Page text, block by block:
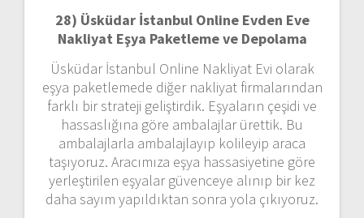
28) Üsküdar İstanbul Online Evden Eve
Nakliyat Eşya Paketleme ve Depolama
Üsküdar İstanbul Online Nakliyat Evi olarak
eşya paketlemede diğer nakliyat firmalarından
farklı bir strateji geliştirdik. Eşyaların çeşidi ve
hassaslığına göre ambalajlar ürettik. Bu
ambalajlarla ambalajlayıp kolileyip araca
taşıyoruz. Aracımıza eşya hassasiyetine göre
yerleştirilen eşyalar güvenceye alınıp bir kez
daha sayım yapıldıktan sonra yola çıkıyoruz.